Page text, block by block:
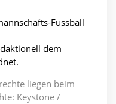
Fussball
dem
liegen beim
Keystone /